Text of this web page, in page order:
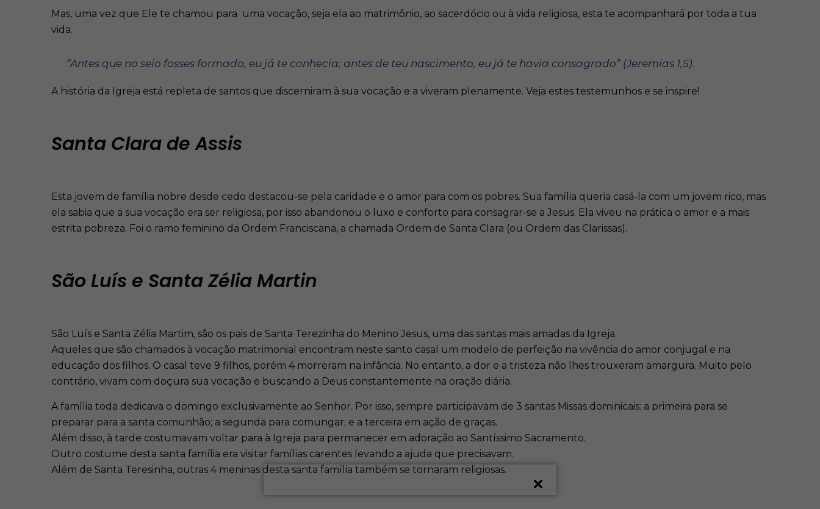
Mas, uma vez que Ele te chamou para uma vocação, seja ela ao matrimônio, ao sacerdócio ou à vida religiosa, esta te acompanhará por toda a tua
vida.
“Antes que no seio fosses formado, eu já te conhecia; antes de teu nascimento, eu já te havia consagrado” (Jeremias 1,5).
A história da Igreja está repleta de santos que discerniram à sua vocação e a viveram plenamente. Veja estes testemunhos e se inspire!
Santa Clara de Assis
Esta jovem de família nobre desde cedo destacou-se pela caridade e o amor para com os pobres. Sua família queria casá-la com um jovem rico, mas
ela sabia que a sua vocação era ser religiosa, por isso abandonou o luxo e conforto para consagrar-se a Jesus. Ela viveu na prática o amor e a mais
estrita pobreza. Foi o ramo feminino da Ordem Franciscana, a chamada Ordem de Santa Clara (ou Ordem das Clarissas).
São Luís e Santa Zélia Martin
São Luís e Santa Zélia Martim, são os pais de Santa Terezinha do Menino Jesus, uma das santas mais amadas da Igreja.
Aqueles que são chamados à vocação matrimonial encontram neste santo casal um modelo de perfeição na vivência do amor conjugal e na
educação dos filhos. O casal teve 9 filhos, porém 4 morreram na infância. No entanto, a dor e a tristeza não lhes trouxeram amargura. Muito pelo
contrário, vivam com doçura sua vocação e buscando a Deus constantemente na oração diária.
A família toda dedicava o domingo exclusivamente ao Senhor. Por isso, sempre participavam de 3 santas Missas dominicais: a primeira para se
preparar para a santa comunhão; a segunda para comungar; e a terceira em ação de graças.
Além disso, à tarde costumavam voltar para à Igreja para permanecer em adoração ao Santíssimo Sacramento.
Outro costume desta santa família era visitar famílias carentes levando a ajuda que precisavam.
Além de Santa Teresinha, outras 4 meninas desta santa família também se tornaram religiosas.